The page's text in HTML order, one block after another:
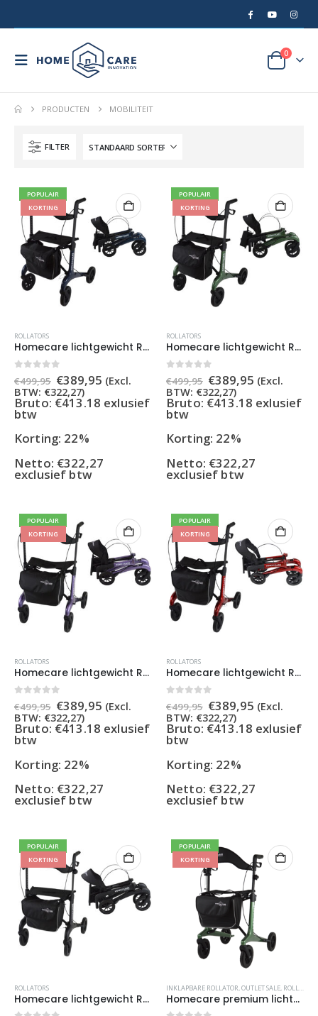
0
PRODUCTEN MOBILITEIT
FILTER
POPULAIR
KORTING
ROLLATORS
Homecare lichtgewicht Rollator van 5,8 kg – Carbon rollator tot 150 kg draaggewicht – Dubbel opvouwbaar en inclusief reistas – Blauw
out of 5
€499,95 Oorspronkelijke
prijs
was:
€389,95Huidige
prijs
is:
(Excl.
BTW: €322,27)
Bruto: €413.18 exlusief
btw
Korting: 22%
Netto: €322,27
exclusief btw
POPULAIR
KORTING
ROLLATORS
Homecare lichtgewicht Rollator van 5,8 kg – Carbon rollator tot 150 kg draaggewicht – Dubbel opvouwbaar en inclusief reistas – Groen
out of 5
€499,95 Oorspronkelijke
prijs
was:
€389,95Huidige
prijs
is:
(Excl.
BTW: €322,27)
Bruto: €413.18 exlusief
btw
Korting: 22%
Netto: €322,27
exclusief btw
POPULAIR
KORTING
ROLLATORS
Homecare lichtgewicht Rollator van 5,8 kg – Carbon rollator tot 150 kg draaggewicht – Dubbel opvouwbaar en inclusief reistas – Paars
out of 5
€499,95 Oorspronkelijke
prijs
was:
€389,95Huidige
prijs
is:
(Excl.
BTW: €322,27)
Bruto: €413.18 exlusief
btw
Korting: 22%
Netto: €322,27
exclusief btw
POPULAIR
KORTING
ROLLATORS
Homecare lichtgewicht Rollator van 5,8 kg – Carbon rollator tot 150 kg draaggewicht – Dubbel opvouwbaar en inclusief reistas – Rood
out of 5
€499,95 Oorspronkelijke
prijs
was:
€389,95Huidige
prijs
is:
(Excl.
BTW: €322,27)
Bruto: €413.18 exlusief
btw
Korting: 22%
Netto: €322,27
exclusief btw
POPULAIR
KORTING
ROLLATORS
Homecare lichtgewicht Rollator van 5,8 kg – Carbon rollator tot 150 kg draaggewicht – Dubbel opvouwbaar en inclusief reistas – Zwart
POPULAIR
KORTING
INKLAPBARE ROLLATOR,OUTLET SALE, ROLLATORS
Homecare premium lichtgewicht 5,4 kg – carbon rollator – 150 kg draaggewicht – Opvouwbaar – Groen – incl stokhouder